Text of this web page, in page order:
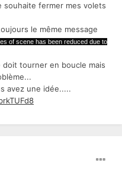
souhaite fermer mes volets
le même message
of scene has been reduced due to
tourner en boucle mais
avez une idée.....